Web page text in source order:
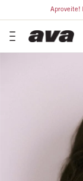
Aproveite!